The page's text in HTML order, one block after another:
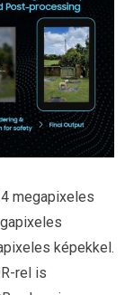
megapixeles
képekkel.
rel is